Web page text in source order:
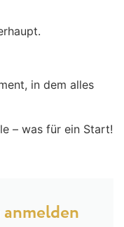
in dem alles
– was für ein Start!